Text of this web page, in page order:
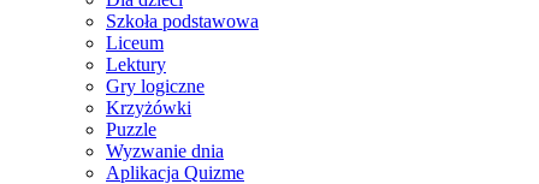
Szkoła podstawowa
Liceum
Lektury
Gry logiczne
Krzyżówki
Puzzle
Wyzwanie dnia
Aplikacja Quizme